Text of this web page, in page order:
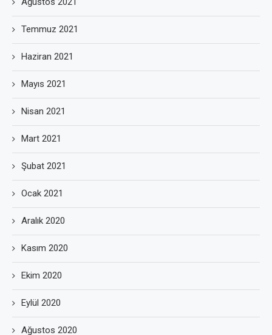
Temmuz 2021
Haziran 2021
Mayıs 2021
Nisan 2021
Mart 2021
Şubat 2021
Ocak 2021
Aralık 2020
Kasım 2020
Ekim 2020
Eylül 2020
Ağustos 2020